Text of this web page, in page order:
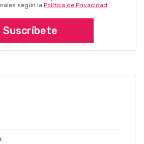
según la Política de Privacidad
Suscríbete